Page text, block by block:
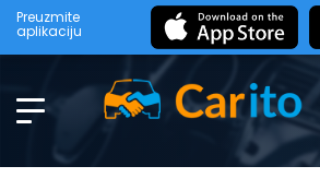
Preuzmite
aplikaciju